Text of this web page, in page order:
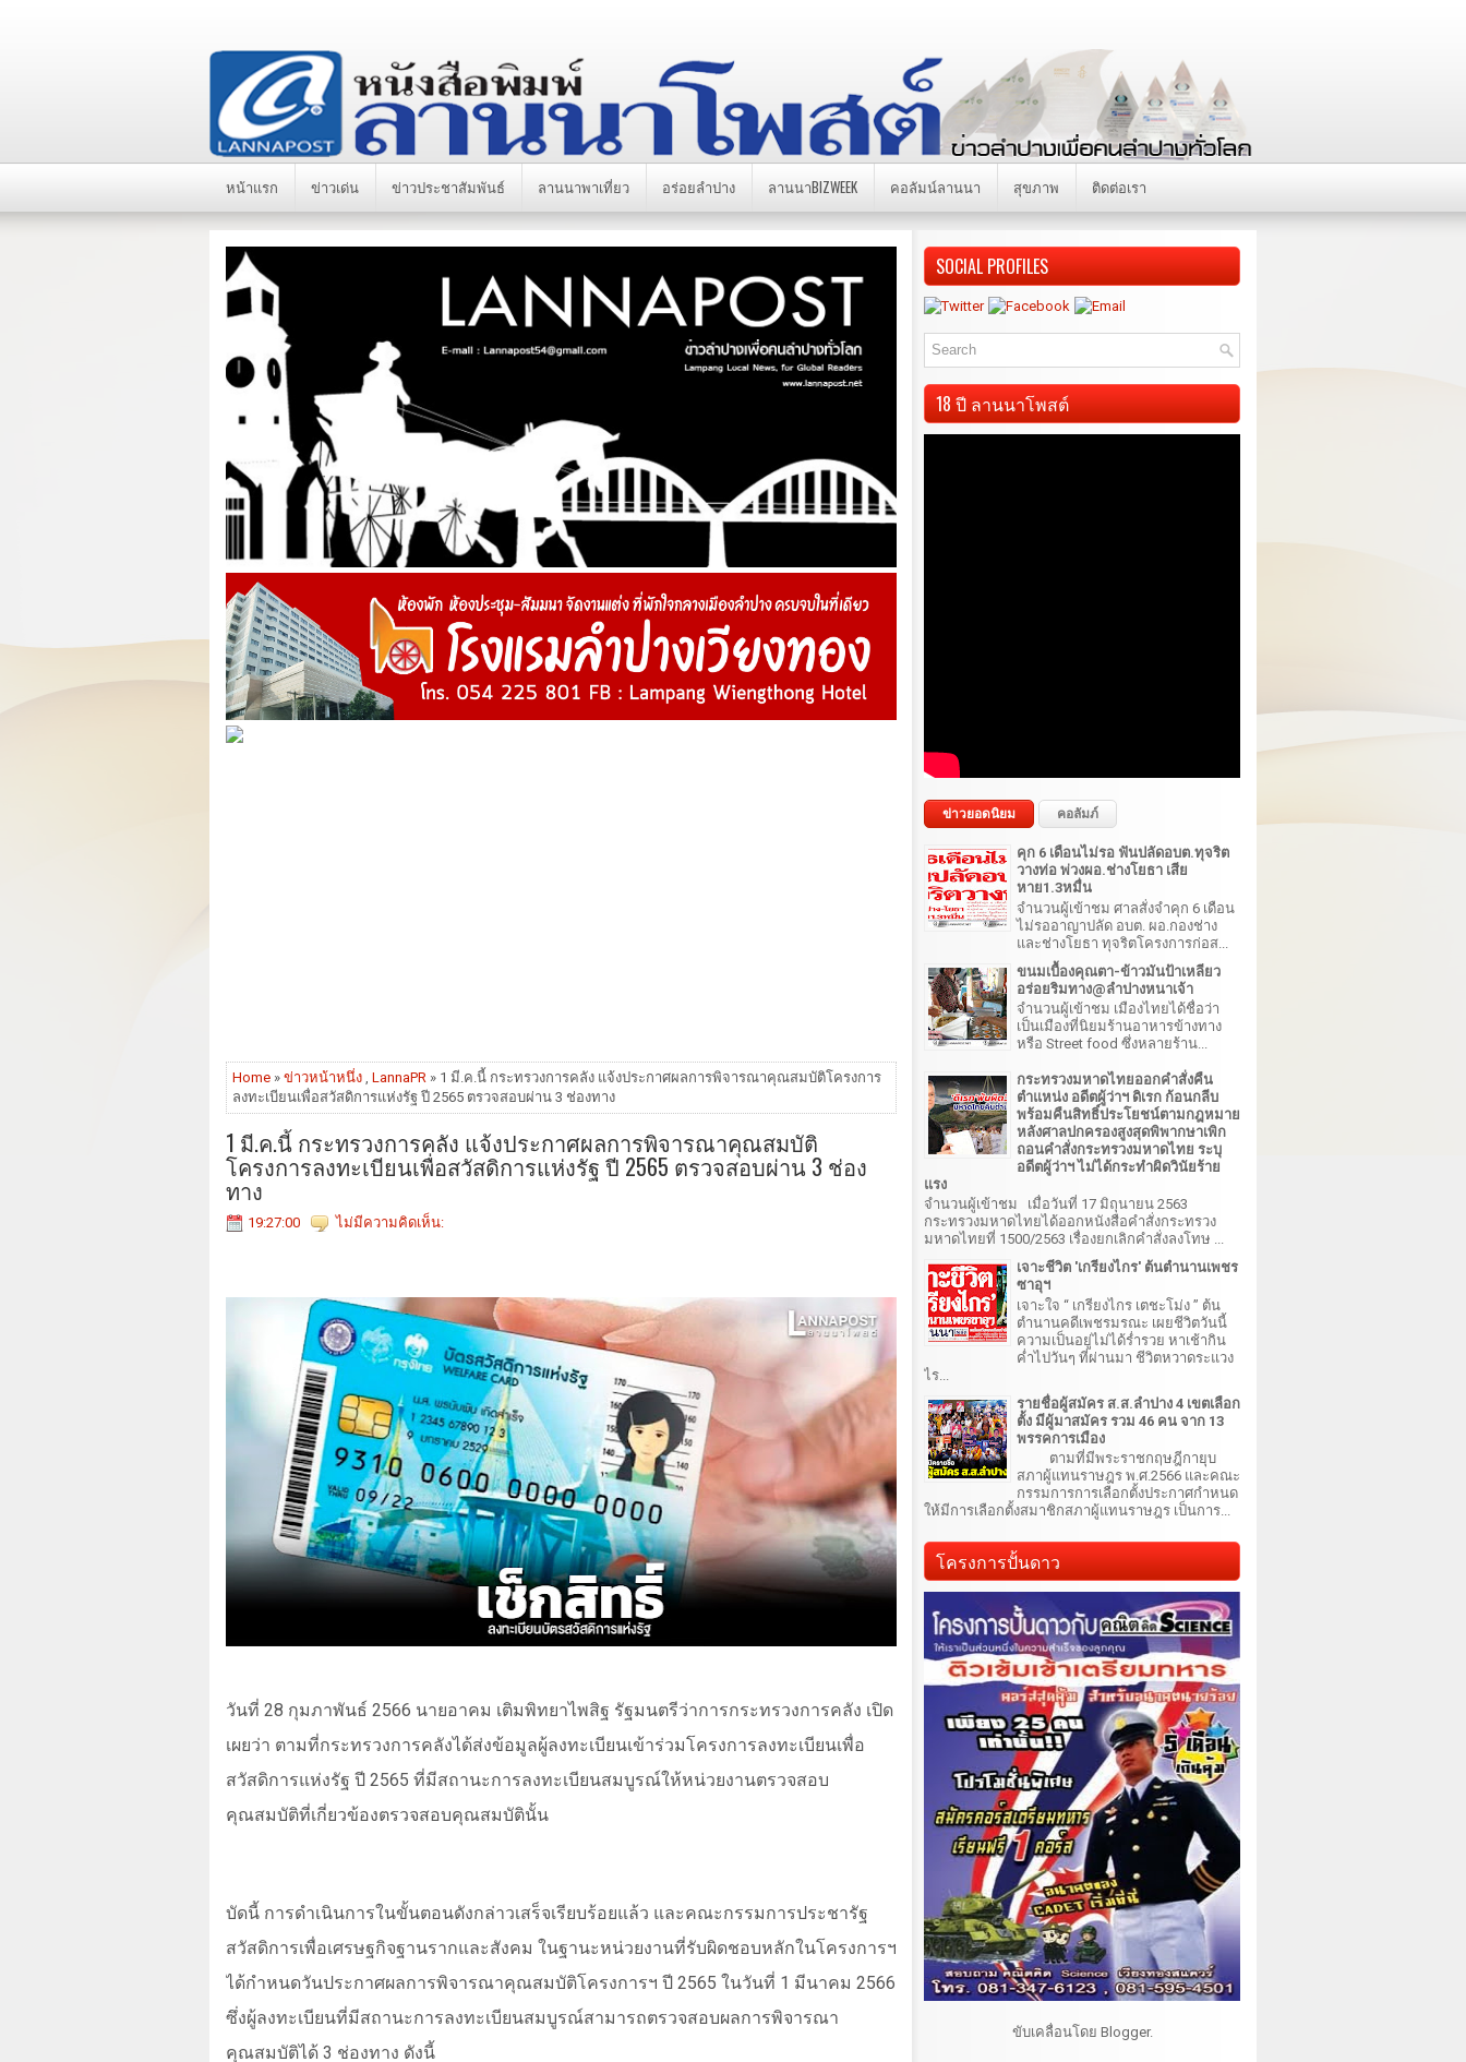
หน้าแรก ข่าวเด่น ข่าวประชาสัมพันธ์ ลานนาพาเที่ยว อร่อยลำปาง ลานนาBIZWEEK คอลัมน์ลานนา สุขภาพ ติดต่อเรา
Home » ข่าวหน้าหนึ่ง , LannaPR » 1 มี.ค.นี้ กระทรวงการคลัง แจ้งประกาศผลการพิจารณาคุณสมบัติโครงการ
ลงทะเบียนเพื่อสวัสดิการแห่งรัฐ ปี 2565 ตรวจสอบผ่าน 3 ช่องทาง
1 มี.ค.นี้ กระทรวงการคลัง แจ้งประกาศผลการพิจารณาคุณสมบัติ
โครงการลงทะเบียนเพื่อสวัสดิการแห่งรัฐ ปี 2565 ตรวจสอบผ่าน 3 ช่อง
ทาง
19:27:00 ไม่มีความคิดเห็น:
วันที่ 28 กุมภาพันธ์ 2566 นายอาคม เติมพิทยาไพสิฐ รัฐมนตรีว่าการกระทรวงการคลัง เปิด
เผยว่า ตามที่กระทรวงการคลังได้ส่งข้อมูลผู้ลงทะเบียนเข้าร่วมโครงการลงทะเบียนเพื่อ
สวัสดิการแห่งรัฐ ปี 2565 ที่มีสถานะการลงทะเบียนสมบูรณ์ให้หน่วยงานตรวจสอบ
คุณสมบัติที่เกี่ยวข้องตรวจสอบคุณสมบัตินั้น
บัดนี้ การดำเนินการในขั้นตอนดังกล่าวเสร็จเรียบร้อยแล้ว และคณะกรรมการประชารัฐ
สวัสดิการเพื่อเศรษฐกิจฐานรากและสังคม ในฐานะหน่วยงานที่รับผิดชอบหลักในโครงการฯ
ได้กำหนดวันประกาศผลการพิจารณาคุณสมบัติโครงการฯ ปี 2565 ในวันที่ 1 มีนาคม 2566
ซึ่งผู้ลงทะเบียนที่มีสถานะการลงทะเบียนสมบูรณ์สามารถตรวจสอบผลการพิจารณา
คุณสมบัติได้ 3 ช่องทาง ดังนี้
SOCIAL PROFILES
18 ปี ลานนาโพสต์
ข่าวยอดนิยม คอลัมภ์
คุก 6 เดือนไม่รอ ฟันปลัดอบต.ทุจริต
วางท่อ พ่วงผอ.ช่างโยธา เสีย
หาย1.3หมื่น
จำนวนผู้เข้าชม ศาลสั่งจำคุก 6 เดือน
ไม่รออาญาปลัด อบต. ผอ.กองช่าง
และช่างโยธา ทุจริตโครงการก่อส...
ขนมเบื้องคุณตา-ข้าวมันป้าเหลียว
อร่อยริมทาง@ลำปางหนาเจ้า
จำนวนผู้เข้าชม เมืองไทยได้ชื่อว่า
เป็นเมืองที่นิยมร้านอาหารข้างทาง
หรือ Street food ซึ่งหลายร้าน...
กระทรวงมหาดไทยออกคำสั่งคืน
ตำแหน่ง อดีตผู้ว่าฯ ดิเรก ก้อนกลีบ
พร้อมคืนสิทธิ์ประโยชน์ตามกฎหมาย
หลังศาลปกครองสูงสุดพิพากษาเพิก
ถอนคำสั่งกระทรวงมหาดไทย ระบุ
อดีตผู้ว่าฯ ไม่ได้กระทำผิดวินัยร้าย
แรง
จำนวนผู้เข้าชม เมื่อวันที่ 17 มิถุนายน 2563
กระทรวงมหาดไทยได้ออกหนังสือคำสั่งกระทรวง
มหาดไทยที่ 1500/2563 เรื่องยกเลิกคำสั่งลงโทษ ...
เจาะชีวิต 'เกรียงไกร' ต้นตำนานเพชร
ซาอุฯ
เจาะใจ “ เกรียงไกร เตชะโม่ง ” ต้น
ตำนานคดีเพชรมรณะ เผยชีวิตวันนี้
ความเป็นอยู่ไม่ได้ร่ำรวย หาเช้ากิน
ค่ำไปวันๆ ที่ผ่านมา ชีวิตหวาดระแวง
ไร...
รายชื่อผู้สมัคร ส.ส.ลำปาง 4 เขตเลือก
ตั้ง มีผู้มาสมัคร รวม 46 คน จาก 13
พรรคการเมือง
ตามที่มีพระราชกฤษฎีกายุบ
สภาผู้แทนราษฎร พ.ศ.2566 และคณะ
กรรมการการเลือกตั้งประกาศกำหนด
ให้มีการเลือกตั้งสมาชิกสภาผู้แทนราษฎร เป็นการ...
โครงการปั้นดาว
ขับเคลื่อนโดย Blogger.